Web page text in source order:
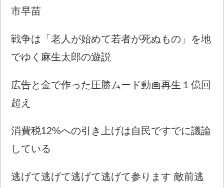
市早苗
戦争は「老人が始めて若者が死ぬもの」を地
でゆく麻生太郎の遊説
広告と金で作った圧勝ムード動画再生１億回
超え
消費税12%への引き上げは自民ですでに議論
している
逃げて逃げて逃げて逃げて参ります 敵前逃